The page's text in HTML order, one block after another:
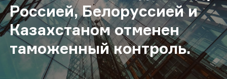
Россией, Белоруссией и
Казахстаном отменен
таможенный контроль.